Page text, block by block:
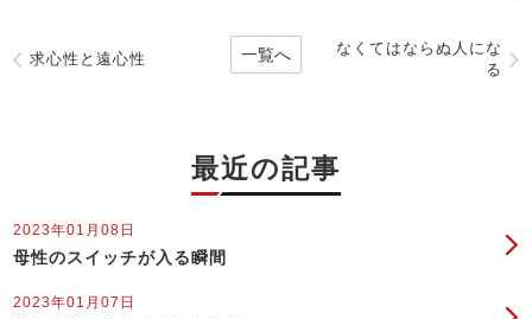
求心性と遠心性
なくてはならぬ人にな
る
一覧へ
最近の記事
2023年01月08日
母性のスイッチが入る瞬間
2023年01月07日